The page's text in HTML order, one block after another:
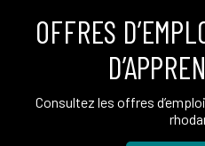
OFFRES
Consultez les offres